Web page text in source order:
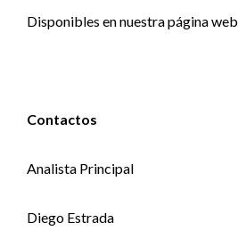
Disponibles en nuestra página web
Contactos
Analista Principal
Diego Estrada